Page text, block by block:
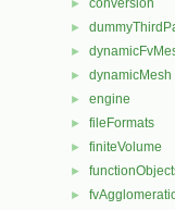
► conversion
►
►
► dynamicMesh
► engine
► fileFormats
► finiteVolume
►
►